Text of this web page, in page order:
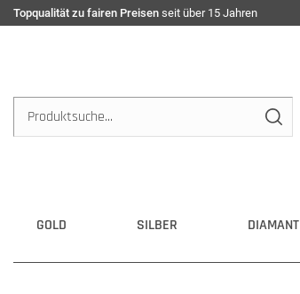
Topqualität zu fairen Preisen seit über 15 Jahren
GOLD SILBER DIAMANT